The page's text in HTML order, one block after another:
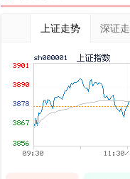
上证走势 深证